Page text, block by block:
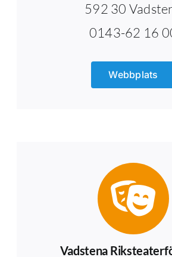
592 30
0143-62 16
Webbplats
Vadstena